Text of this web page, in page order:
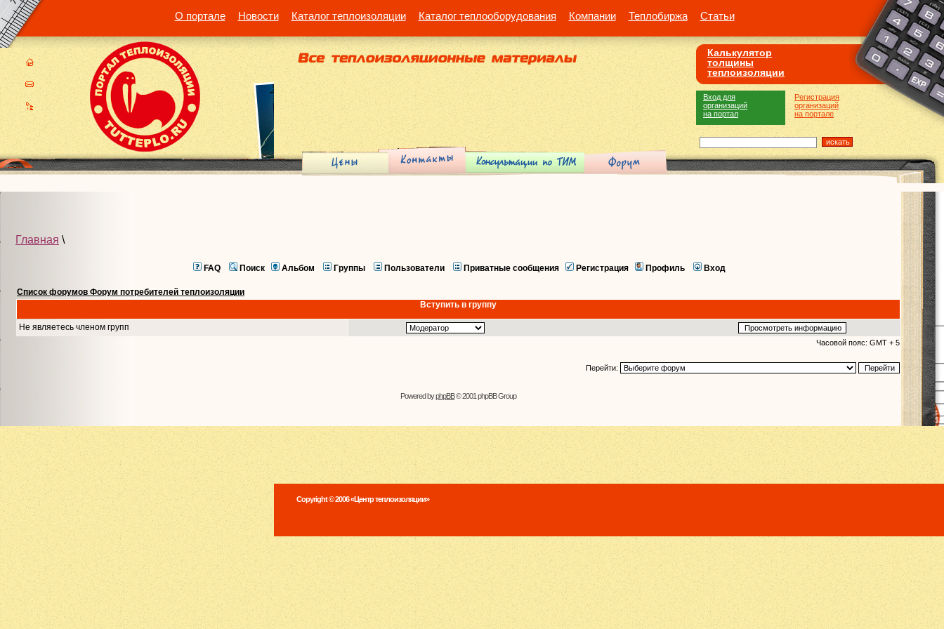
О портале Новости Каталог теплоизоляции Каталог теплооборудования Компании Теплобиржа Статьи
Калькулятор
толщины
теплоизоляции
Регистрация
организаций
на портале
Вход для
организаций
на портал
Главная \
FAQ Поиск Альбом Группы Пользователи Приватные сообщения Регистрация Профиль Вход
Список форумов Форум потребителей теплоизоляции
Вступить в группу
Не являетесь членом групп
Часовой пояс: GMT + 5
Перейти:
Powered byphpBB© 2001 phpBB Group
Copyright © 2006 «Центр теплоизоляции»